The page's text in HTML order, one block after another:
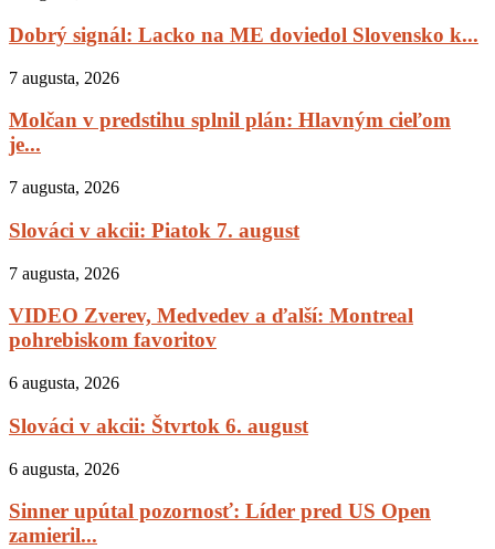
Dobrý signál: Lacko na ME doviedol Slovensko k...
7 augusta, 2026
Molčan v predstihu splnil plán: Hlavným cieľom
je...
7 augusta, 2026
Slováci v akcii: Piatok 7. august
7 augusta, 2026
VIDEO Zverev, Medvedev a ďalší: Montreal
pohrebiskom favoritov
6 augusta, 2026
Slováci v akcii: Štvrtok 6. august
6 augusta, 2026
Sinner upútal pozornosť: Líder pred US Open
zamieril...